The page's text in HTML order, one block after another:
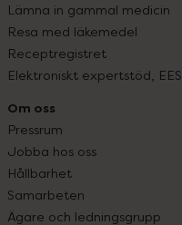
Lämna in gammal medicin
Resa med läkemedel
Receptregistret
Elektroniskt expertstöd, EES
Om oss
Pressrum
Jobba hos oss
Hållbarhet
Samarbeten
Ägare och ledningsgrupp